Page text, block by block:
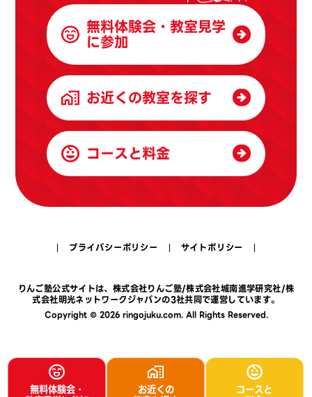
無料体験会・ お近くの コースと
無料体験会・教室見学
に参加
お近くの教室を探す
コースと料金
プライバシーポリシー サイトポリシー
りんご塾公式サイトは、 株式会社りんご塾/株式会社城南進学研究社/株
式会社明光ネットワークジャパンの3社共同で運営しています。
Copyright © 2026 ringojuku.com. All Rights Reserved.